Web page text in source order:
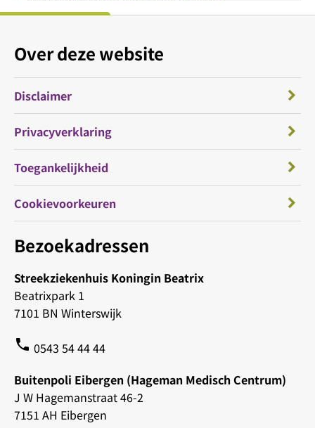
Bezoekadressen
Streekziekenhuis Koningin Beatrix
Beatrixpark 1
7101 BN Winterswijk
phone 0543 54 44 44
Buitenpoli Eibergen (Hageman Medisch Centrum)
J W Hagemanstraat 46-2
7151 AH Eibergen
Over deze website
Disclaimer
Privacyverklaring
Toegankelijkheid
Cookievoorkeuren